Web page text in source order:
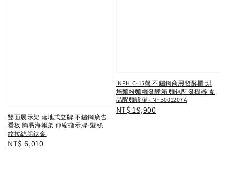
雙面展示架 落地式立牌 不鏽鋼廣告
看板 簡易海報架 伸縮指示牌-髮絲
紋拉絲黑鈦金
Regular
NT$ 6,010
INPHIC-15盤 不鏽鋼商用發酵櫃 烘
培麵粉麵糰發酵箱 麵包醒發機器 食
品醒麵設備-INFB001207A
Regular
NT$ 19,900